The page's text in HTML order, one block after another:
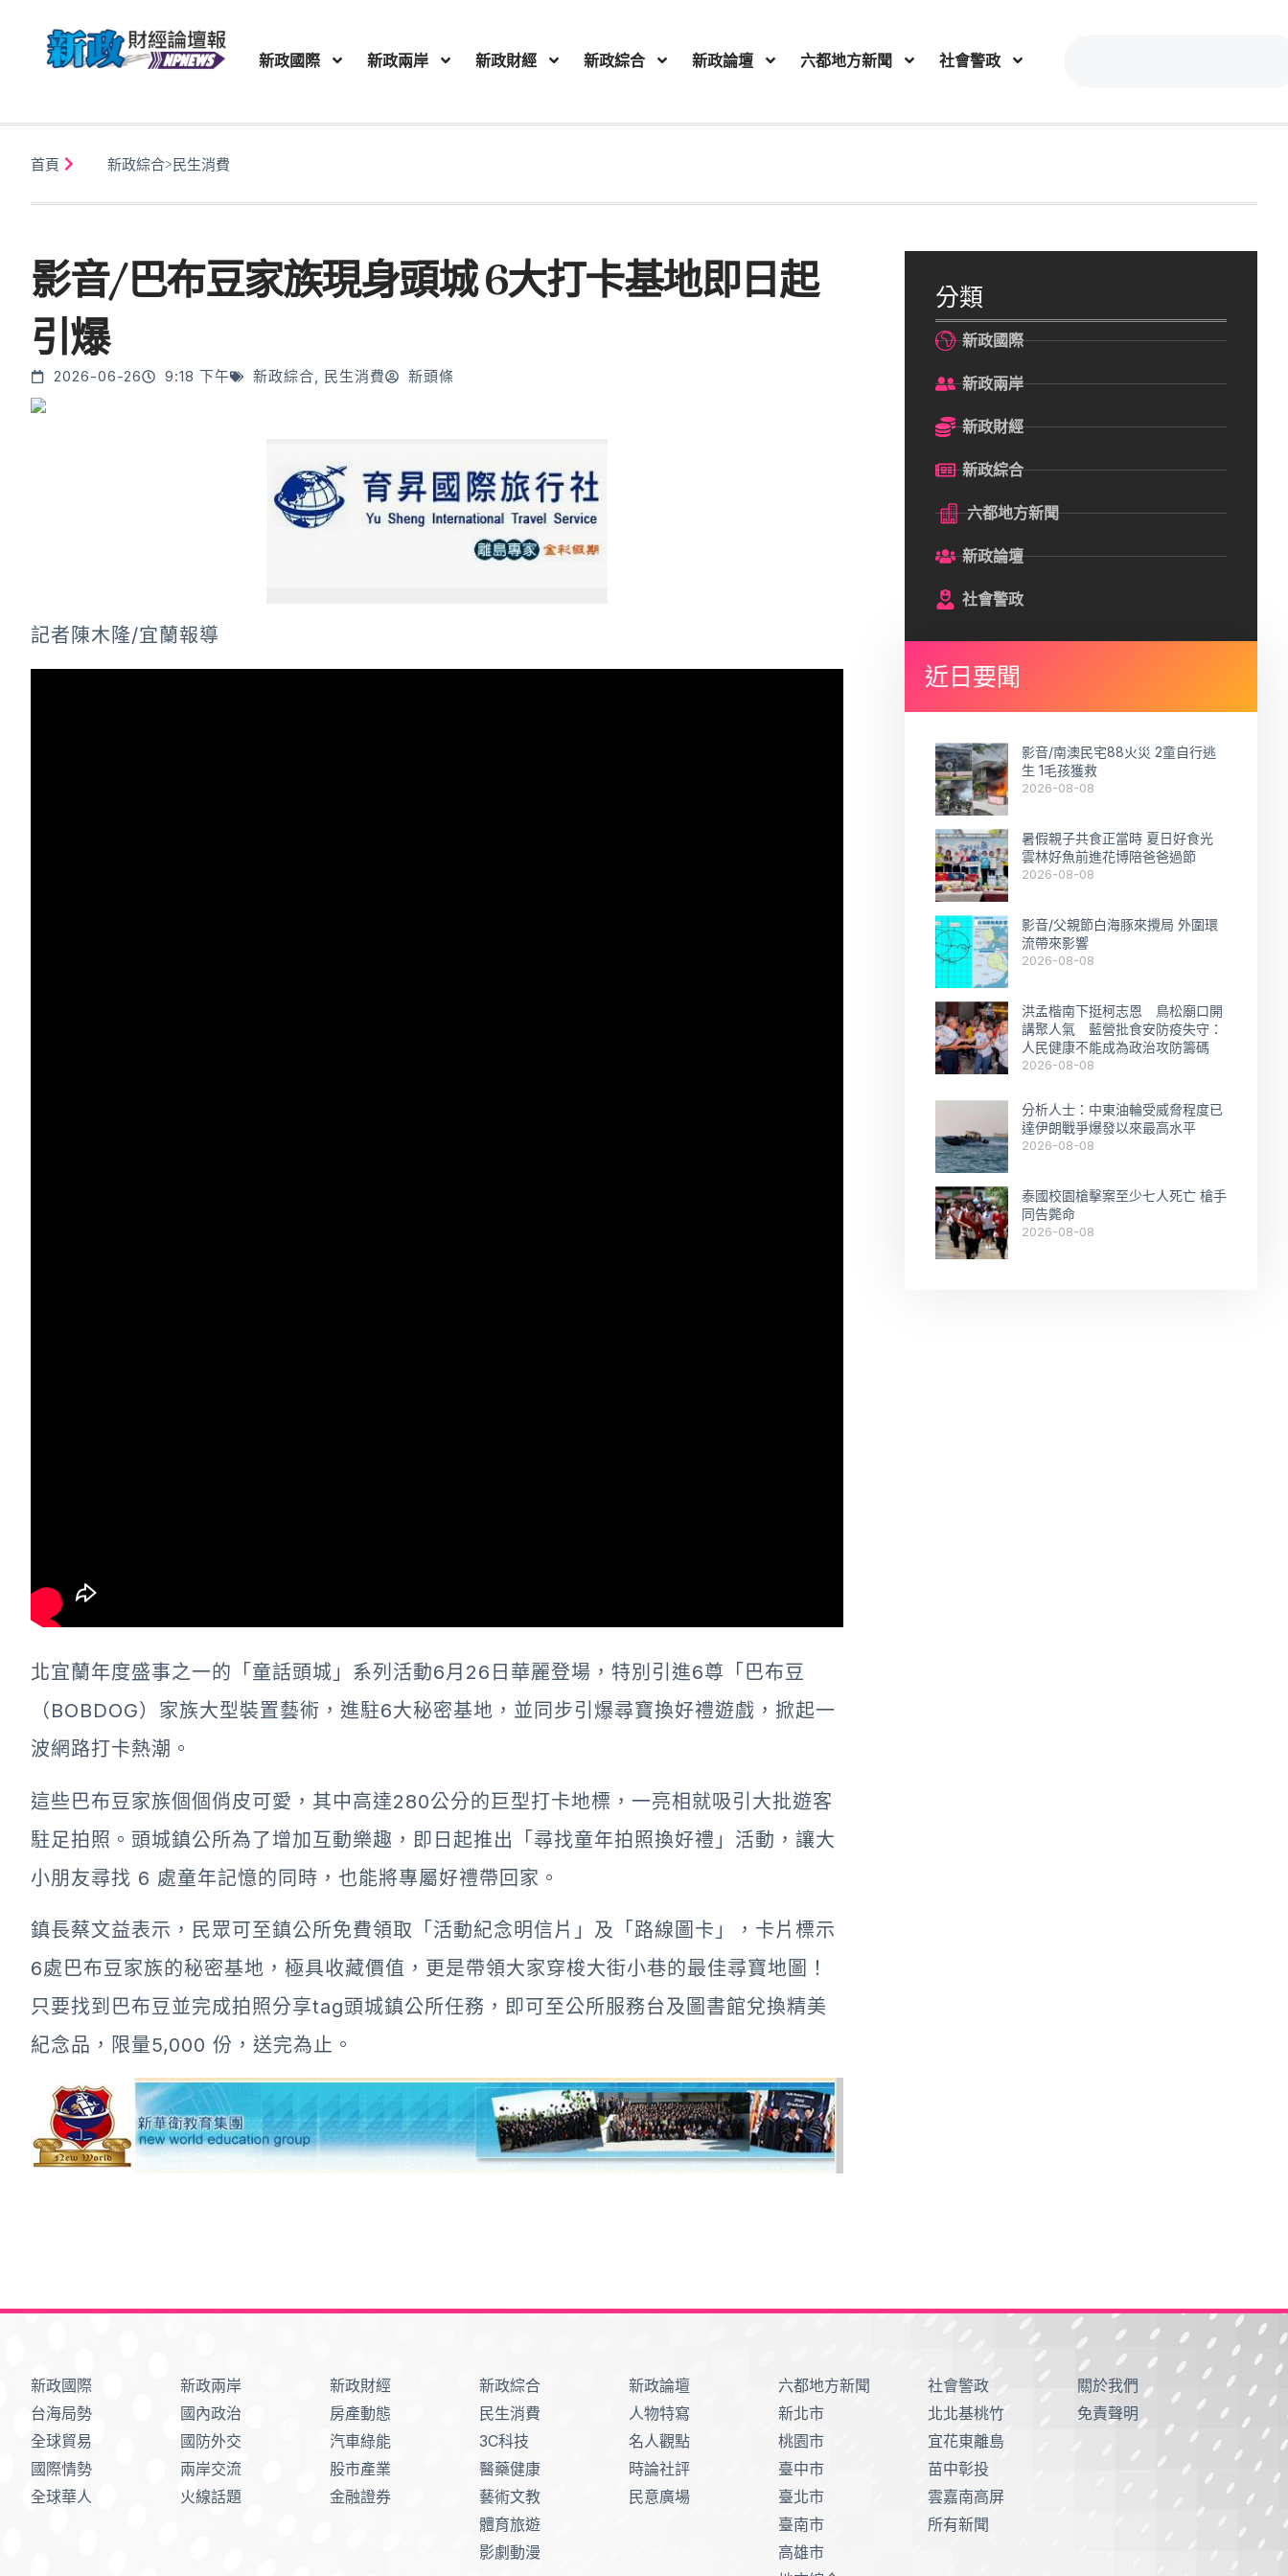
新政國際 新政兩岸 新政財經 新政綜合 新政論壇 六都地方新聞 社會警政
首頁 新政綜合>民生消費
影音/巴布豆家族現身頭城 6大打卡基地即日起
引爆
2026-06-26 9:18 下午 新政綜合, 民生消費 新頭條
記者陳木隆/宜蘭報導
北宜蘭年度盛事之一的「童話頭城」系列活動6月26日華麗登場，特別引進6尊「巴布豆
（BOBDOG）家族大型裝置藝術，進駐6大秘密基地，並同步引爆尋寶換好禮遊戲，掀起一
波網路打卡熱潮。
這些巴布豆家族個個俏皮可愛，其中高達280公分的巨型打卡地標，一亮相就吸引大批遊客
駐足拍照。頭城鎮公所為了增加互動樂趣，即日起推出「尋找童年拍照換好禮」活動，讓大
小朋友尋找 6 處童年記憶的同時，也能將專屬好禮帶回家。
鎮長蔡文益表示，民眾可至鎮公所免費領取「活動紀念明信片」及「路線圖卡」，卡片標示
6處巴布豆家族的秘密基地，極具收藏價值，更是帶領大家穿梭大街小巷的最佳尋寶地圖！
只要找到巴布豆並完成拍照分享tag頭城鎮公所任務，即可至公所服務台及圖書館兌換精美
紀念品，限量5,000 份，送完為止。
分類
新政國際
新政兩岸
新政財經
新政綜合
六都地方新聞
新政論壇
社會警政
近日要聞
影音/南澳民宅88火災 2童自行逃
生 1毛孩獲救
2026-08-08
暑假親子共食正當時 夏日好食光
雲林好魚前進花博陪爸爸過節
2026-08-08
影音/父親節白海豚來攪局 外圍環
流帶來影響
2026-08-08
洪孟楷南下挺柯志恩 鳥松廟口開
講聚人氣 藍營批食安防疫失守：
人民健康不能成為政治攻防籌碼
2026-08-08
分析人士：中東油輪受威脅程度已
達伊朗戰爭爆發以來最高水平
2026-08-08
泰國校園槍擊案至少七人死亡 槍手
同告斃命
2026-08-08
新政國際
台海局勢
全球貿易
國際情勢
全球華人
新政兩岸
國內政治
國防外交
兩岸交流
火線話題
新政財經
房產動態
汽車綠能
股市產業
金融證券
新政綜合
民生消費
3C科技
醫藥健康
藝術文教
體育旅遊
影劇動漫
新政論壇
人物特寫
名人觀點
時論社評
民意廣場
六都地方新聞
新北市
桃園市
臺中市
臺北市
臺南市
高雄市
社會警政
北北基桃竹
宜花東離島
苗中彰投
雲嘉南高屏
所有新聞
關於我們
免責聲明